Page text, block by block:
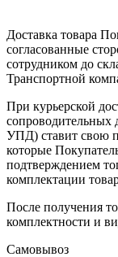
Доставка товара
согласованные
сотрудником до
Транспортной
При курьерской
сопроводительных
УПД) ставит свою
которые
подтверждением
комплектации
После получения
комплектности и
Самовывоз